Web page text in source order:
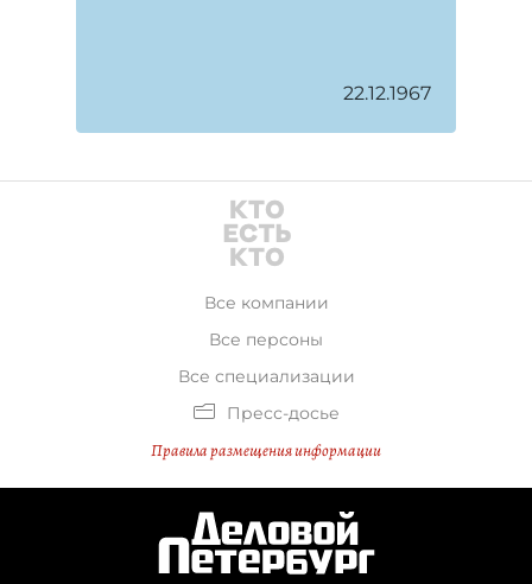
22.12.1967
Все компании
Все персоны
Все специализации
Пресс-досье
Правила размещения информации